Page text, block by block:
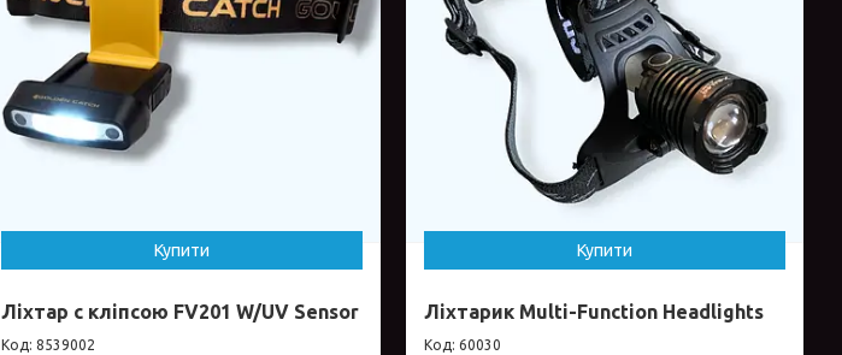
Купити
Ліхтар c кліпсою FV201 W/UV Sensor
8539002
Купити
Ліхтарик Multi-Function Headlights
60030